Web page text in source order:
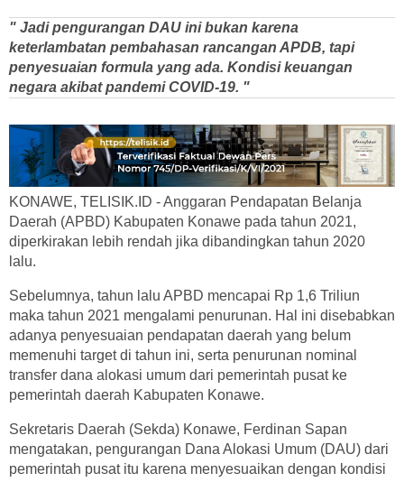
" Jadi pengurangan DAU ini bukan karena
keterlambatan pembahasan rancangan APDB, tapi
penyesuaian formula yang ada. Kondisi keuangan
negara akibat pandemi COVID-19. "
KONAWE, TELISIK.ID - Anggaran Pendapatan Belanja
Daerah (APBD) Kabupaten Konawe pada tahun 2021,
diperkirakan lebih rendah jika dibandingkan tahun 2020
lalu.
Sebelumnya, tahun lalu APBD mencapai Rp 1,6 Triliun
maka tahun 2021 mengalami penurunan. Hal ini disebabkan
adanya penyesuaian pendapatan daerah yang belum
memenuhi target di tahun ini, serta penurunan nominal
transfer dana alokasi umum dari pemerintah pusat ke
pemerintah daerah Kabupaten Konawe.
Sekretaris Daerah (Sekda) Konawe, Ferdinan Sapan
mengatakan, pengurangan Dana Alokasi Umum (DAU) dari
pemerintah pusat itu karena menyesuaikan dengan kondisi